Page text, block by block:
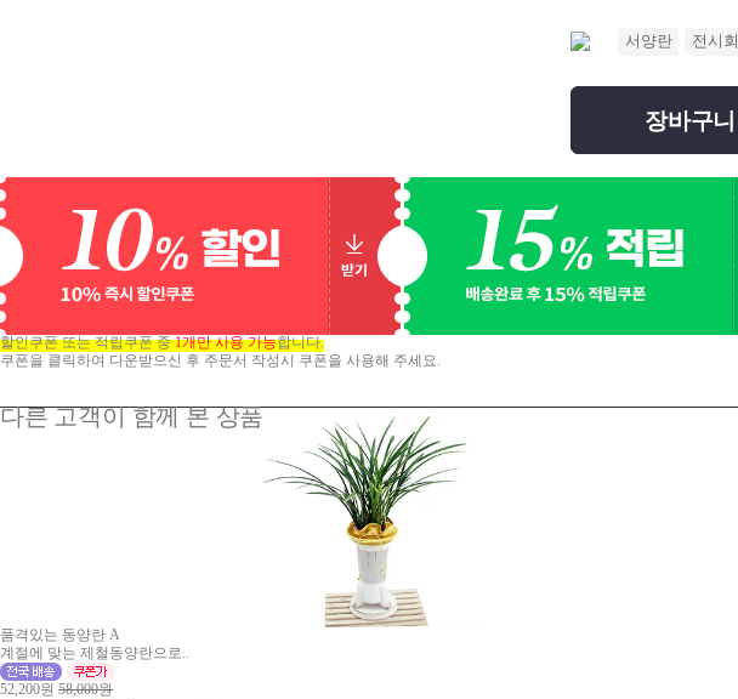
서양란 전시회
장바구니
할인쿠폰 또는 적립쿠폰 중1개만 사용 가능합니다.
쿠폰을 클릭하여 다운받으신 후 주문서 작성시 쿠폰을 사용해 주세요.
다른 고객이 함께 본 상품
품격있는 동양란 A
계절에 맞는 제철동양란으로..
52,200원 58,000원